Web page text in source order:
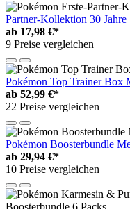
Partner-Kollektion 30 Jahre
ab 17,98 €*
9 Preise vergleichen
Pokémon Top Trainer Box
ab 52,99 €*
22 Preise vergleichen
Pokémon Boosterbundle
ab 29,94 €*
10 Preise vergleichen